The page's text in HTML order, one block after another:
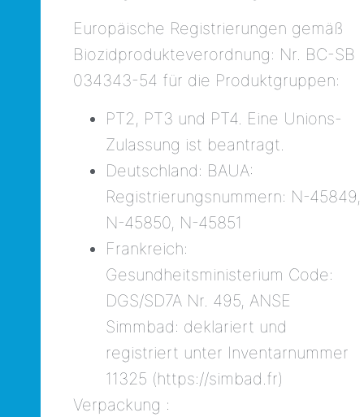
Europäische Registrierungen gemäß
Biozidprodukteverordnung: Nr. BC-SB
034343-54 für die Produktgruppen:
PT2, PT3 und PT4. Eine Unions-
Zulassung ist beantragt.
Deutschland: BAUA:
Registrierungsnummern: N-45849,
N-45850, N-45851
Frankreich:
Gesundheitsministerium Code:
DGS/SD7A Nr. 495, ANSE
Simmbad: deklariert und
registriert unter Inventarnummer
11325 (https://simbad.fr)
Verpackung :